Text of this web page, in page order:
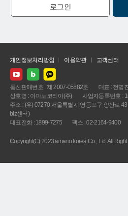
로그인
개인정보처리방침 이용약관 고객센터
통신판매번호 : 제 2007-05882호
대표 : 전명
상호명 : 아마노코리아(주)
사업자등록번호 :
주소 : (우) 07270 서울특별시 영등포구 양산로
biz센터)
대표전화 : 1899-7275
팩스 : 02-2164-9400
Copyright(C) 2023 amano korea Co., Ltd. All